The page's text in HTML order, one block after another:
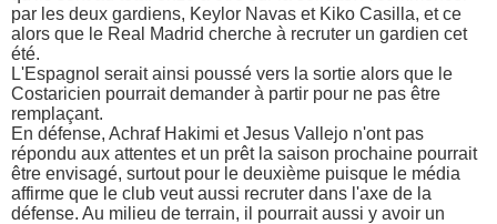
par les deux gardiens, Keylor Navas et Kiko Casilla, et ce
alors que le Real Madrid cherche à recruter un gardien cet
été.
L'Espagnol serait ainsi poussé vers la sortie alors que le
Costaricien pourrait demander à partir pour ne pas être
remplaçant.
En défense, Achraf Hakimi et Jesus Vallejo n'ont pas
répondu aux attentes et un prêt la saison prochaine pourrait
être envisagé, surtout pour le deuxième puisque le média
affirme que le club veut aussi recruter dans l'axe de la
défense. Au milieu de terrain, il pourrait aussi y avoir un